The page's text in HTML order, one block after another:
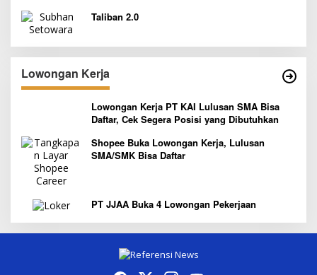
Taliban 2.0
Lowongan Kerja
Lowongan Kerja PT KAI Lulusan SMA Bisa
Daftar, Cek Segera Posisi yang Dibutuhkan
Shopee Buka Lowongan Kerja, Lulusan
SMA/SMK Bisa Daftar
PT JJAA Buka 4 Lowongan Pekerjaan